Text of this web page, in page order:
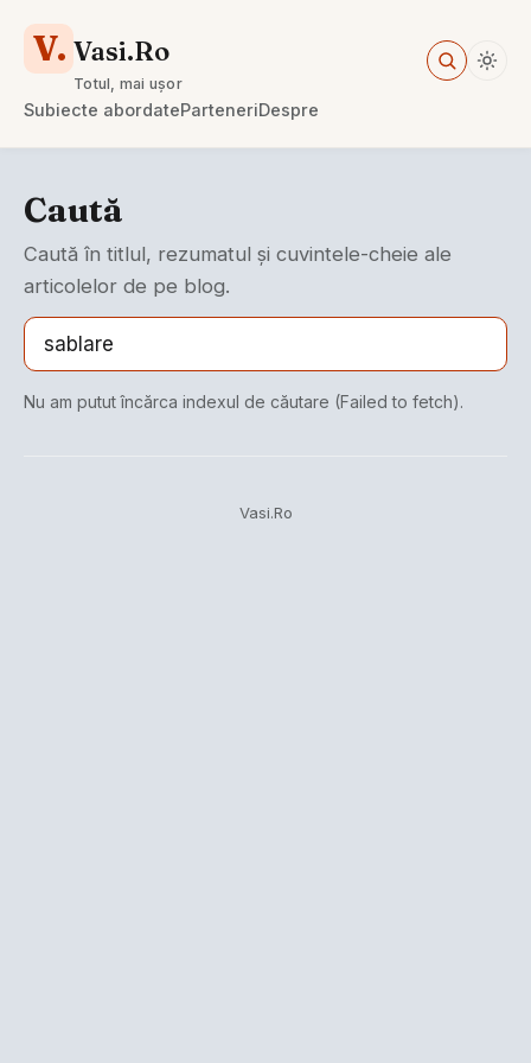
V. Vasi.Ro
Totul, mai ușor
Subiecte abordateParteneriDespre
Caută
Caută în titlul, rezumatul și cuvintele-cheie ale
articolelor de pe blog.
Nu am putut încărca indexul de căutare (Failed to fetch).
Vasi.Ro